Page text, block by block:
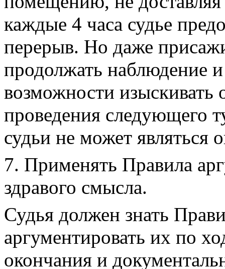
каждые 4 часа судье
перерыв. Но даже
продолжать наблюдение
возможности
проведения следующего
судьи не может являться
7. Применять Правила
здравого смысла.
Судья должен знать
аргументировать их по
окончания и